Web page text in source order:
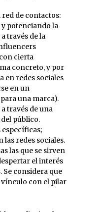
de contactos:
potenciando la
través de la
cierta
concreto, y por
en redes sociales
en un
una marca).
través de una
público.
las redes sociales.
las que se sirven
el interés
Se considera que
vínculo con el pilar